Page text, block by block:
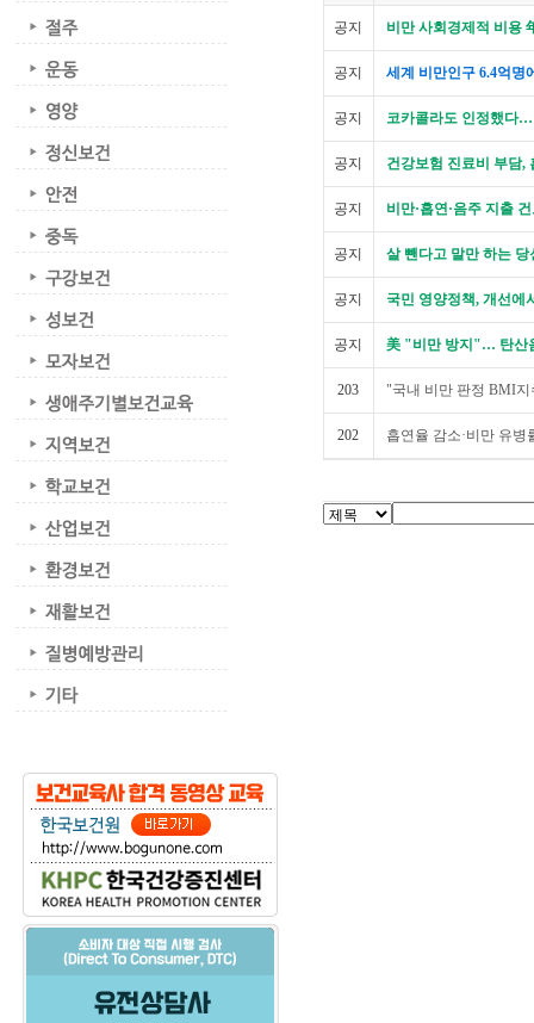
공지 비만 사회경제적 비용
공지 세계 비만인구 6.4억명
공지 코카콜라도 인정했다
공지 건강보험 진료비 부담,
공지 비만·흡연·음주 지출
공지 살 뺀다고 말만 하는 당
공지 국민 영양정책, 개선에
공지 美 "비만 방지"… 탄산
203 "국내 비만 판정 BMI지
202 흡연율 감소·비만 유병